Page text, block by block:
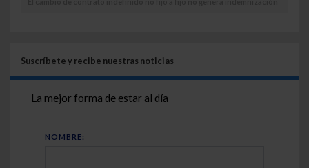
Suscríbete y recibe nuestras noticias
La mejor forma de estar al día
NOMBRE: